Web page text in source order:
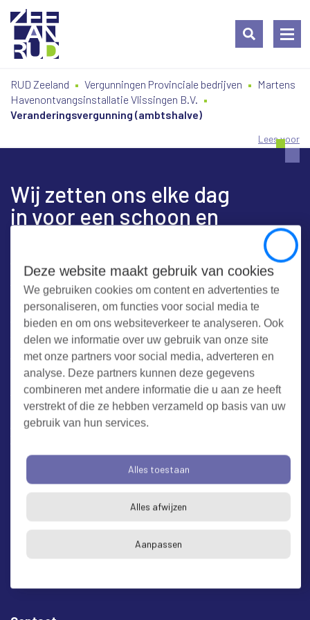
Close
Deze website maakt gebruik van cookies
We gebruiken cookies om content en advertenties te
personaliseren, om functies voor social media te
bieden en om ons websiteverkeer te analyseren. Ook
delen we informatie over uw gebruik van onze site
met onze partners voor social media, adverteren en
analyse. Deze partners kunnen deze gegevens
combineren met andere informatie die u aan ze heeft
verstrekt of die ze hebben verzameld op basis van uw
gebruik van hun services.
Alles toestaan
Alles afwijzen
Aanpassen
naar
inhoud
naar
navigatie
RUD Zeeland Vergunningen Provinciale bedrijven
Martens
Havenontvangsinstallatie Vlissingen B.V.
Veranderingsvergunning (ambtshalve)
Lees voor
Wij zetten ons elke dag
in voor een schoon en
Contact
Werken bij RUD Zeeland
Milieuklacht melden
Algemene voorwaarden Cookieverklaring
Bezoekadres en postadres
* op afspraak
RUD Zeeland
4337 EH Middelburg